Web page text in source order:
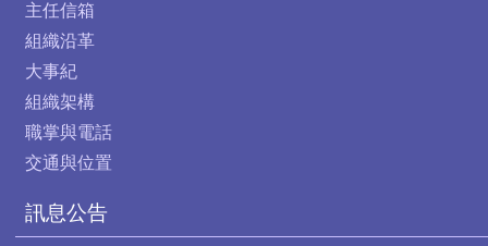
主任信箱
組織沿革
大事紀
組織架構
職掌與電話
交通與位置
訊息公告